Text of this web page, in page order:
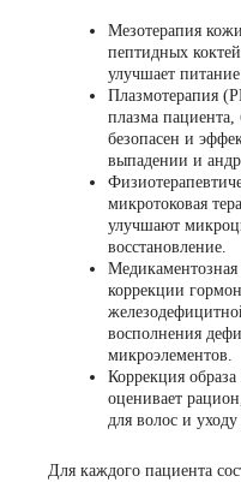
Мезотерапия
пептидных
улучшает
Плазмотерапия
плазма пациента,
безопасен и
выпадении и
микротоковая
улучшают
восстановление.
Медикаментозная
коррекции
восполнения
микроэлементов.
Коррекция
оценивает
для волос и
Для каждого пациента